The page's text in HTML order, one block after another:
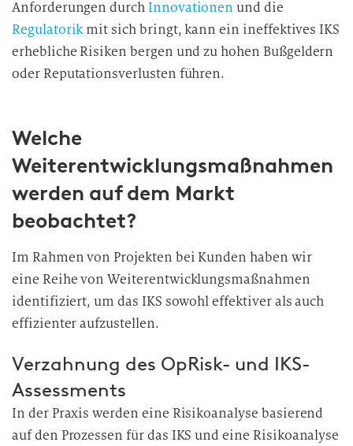
Anforderungen durchInnovationen und die
Regulatorikmit sich bringt, kann ein ineffektives IKS
erhebliche Risiken bergen und zu hohen Bußgeldern
oder Reputationsverlusten führen.
Welche
Weiterentwicklungsmaßnahmen
werden auf dem Markt
beobachtet?
Im Rahmen von Projekten bei Kunden haben wir
eine Reihe von Weiterentwicklungsmaßnahmen
identifiziert, um das IKS sowohl effektiver als auch
effizienter aufzustellen.
Verzahnung des OpRisk- und IKS-
Assessments
In der Praxis werden eine Risikoanalyse basierend
auf den Prozessen für das IKS und eine Risikoanalyse